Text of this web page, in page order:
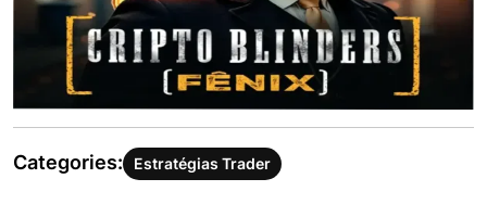
Categories: Estratégias Trader